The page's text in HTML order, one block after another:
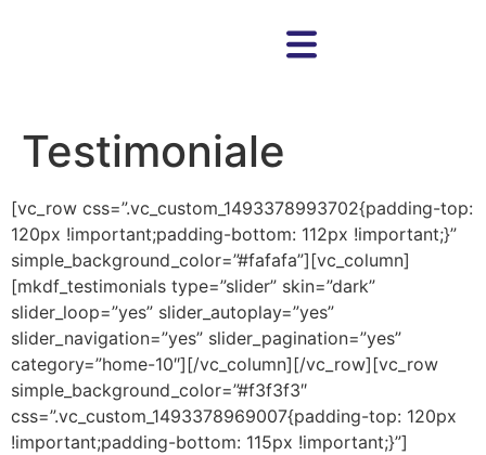
Testimoniale
[vc_row css=”.vc_custom_1493378993702{padding-top:
120px !important;padding-bottom: 112px !important;}”
simple_background_color=”#fafafa”][vc_column]
[mkdf_testimonials type=”slider” skin=”dark”
slider_loop=”yes” slider_autoplay=”yes”
slider_navigation=”yes” slider_pagination=”yes”
category=”home-10″][/vc_column][/vc_row][vc_row
simple_background_color=”#f3f3f3″
css=”.vc_custom_1493378969007{padding-top: 120px
!important;padding-bottom: 115px !important;}”]